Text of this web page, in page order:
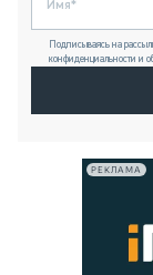
Подписываясь на
конфиденциальности и
РЕКЛАМА